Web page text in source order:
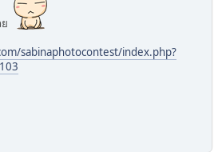
sabinaphotocontest/index.php?